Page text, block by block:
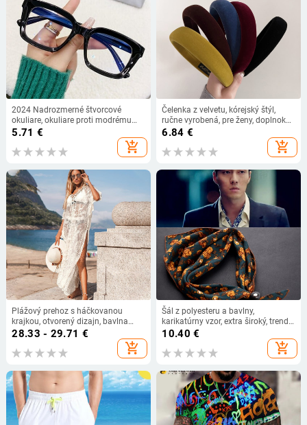
2024 Nadrozmerné štvorcové
okuliare, okuliare proti modrému
svetlu s veľkým rámom, okuliare na
krátkozrakosť, ploché okuliare,
priehľadné okuliare
5.71 €
add_shopping_cart
Čelenka z velvetu, kórejský štýl,
ručne vyrobená, pre ženy, doplnok
na hlavu
6.84 €
add_shopping_cart
Plážový prehoz s háčkovanou
krajkou, otvorený dizajn, bavlna
65% s bavlnenou podšívkou, 300
g/m², plážové šaty s UV ochranou
28.33 - 29.71 €
add_shopping_cart
Šál z polyesteru a bavlny,
karikatúrny vzor, extra široký, trendy
štýl
10.40 €
add_shopping_cart